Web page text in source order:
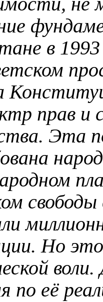
в 1993
прав и
Эта
Но
по её